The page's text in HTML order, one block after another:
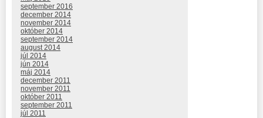
september 2016
december 2014
november 2014
október 2014
september 2014
august 2014
júl 2014
jún 2014
máj 2014
december 2011
november 2011
október 2011
september 2011
júl 2011